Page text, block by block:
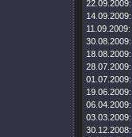
22.09.2009:
14.09.2009:
11.09.2009:
30.08.2009:
18.08.2009:
28.07.2009:
01.07.2009:
19.06.2009:
06.04.2009:
03.03.2009:
30.12.2008: